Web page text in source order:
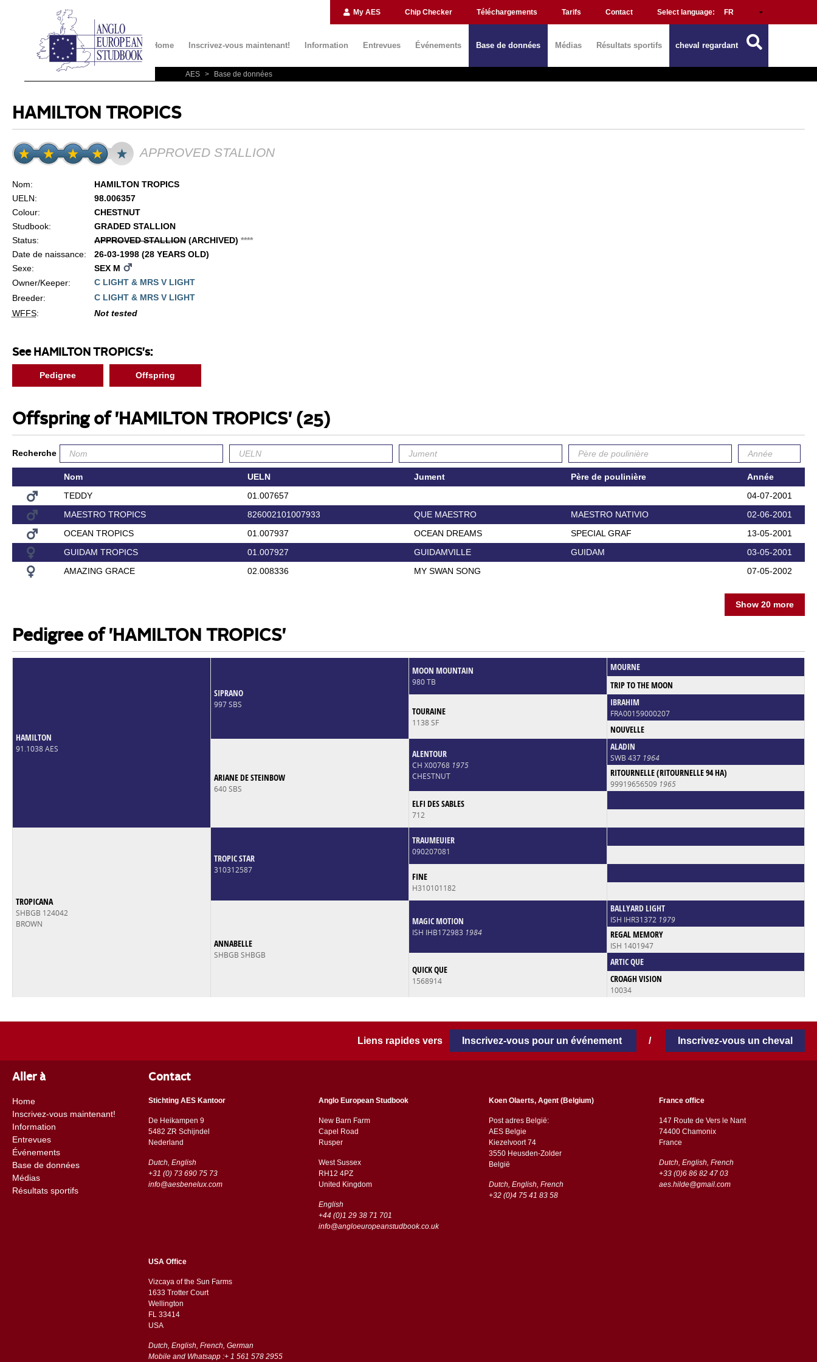
My AES Chip Checker Téléchargements Tarifs Contact Select language:
Home Inscrivez-vous maintenant! Information Entrevues Événements Base de données Médias Résultats sportifs cheval regardant
AES > Base de données
HAMILTON TROPICS
APPROVED STALLION
Nom:
HAMILTON TROPICS
UELN:
98.006357
Colour:
CHESTNUT
Studbook:
GRADED STALLION
Status:
APPROVED STALLION(ARCHIVED) ****
Date de naissance:
26-03-1998 (28 YEARS OLD)
Sexe:
SEX M
Owner/Keeper:
C LIGHT & MRS V LIGHT
Breeder:
C LIGHT & MRS V LIGHT
WFFS: Not tested
See HAMILTON TROPICS's:
Pedigree Offspring
Offspring of 'HAMILTON TROPICS' (25)
Recherche
Nom UELN Jument Père de poulinière
Année
TEDDY
01.007657
04-07-2001
MAESTRO TROPICS
826002101007933 QUE MAESTRO MAESTRO NATIVIO
02-06-2001
OCEAN TROPICS
01.007937 OCEAN DREAMS SPECIAL GRAF
13-05-2001
GUIDAM TROPICS
01.007927 GUIDAMVILLE GUIDAM
03-05-2001
AMAZING GRACE
02.008336 MY SWAN SONG 07-05-2002
Show 20 more
Pedigree of 'HAMILTON TROPICS'
HAMILTON
91.1038 AES
SIPRANO
997 SBS
MOON MOUNTAIN
980 TB
MOURNE
TRIP TO THE MOON
TOURAINE
1138 SF
IBRAHIM
FRA00159000207
NOUVELLE
ARIANE DE STEINBOW
640 SBS
ALENTOUR
CH X00768 1975
CHESTNUT
ALADIN
SWB 437 1964
RITOURNELLE (RITOURNELLE 94 HA)
99919656509 1965
ELFI DES SABLES
712
TROPICANA
SHBGB 124042
BROWN
TROPIC STAR
310312587
TRAUMEUIER
090207081
FINE
H310101182
ANNABELLE
SHBGB SHBGB
MAGIC MOTION
ISH IHB172983 1984
BALLYARD LIGHT
ISH IHR31372 1979
REGAL MEMORY
ISH 1401947
QUICK QUE
1568914
ARTIC QUE
CROAGH VISION
10034
Liens rapides vers Inscrivez-vous pour un événement / Inscrivez-vous un cheval
Aller à
Home
Inscrivez-vous maintenant!
Information
Entrevues
Événements
Base de données
Médias
Résultats sportifs
Contact
Stichting AES Kantoor
De Heikampen 9
5482 ZR Schijndel
​​Nederland
Dutch, English
+31 (0) 73 690 75 73
info@aesbenelux.com
Anglo European Studbook
New Barn Farm
Capel Road
​​Rusper
West Sussex
RH12 4PZ
​​United Kingdom
English
+44 (0)1 29 38 71 701
info@angloeuropeanstudbook.co.uk
Koen Olaerts, Agent (Belgium)
Post adres België:
AES Belgie
Kiezelvoort 74
3550 Heusden-Zolder
België
Dutch, English, French
+32 (0)4 75 41 83 58
France office
147 Route de Vers le Nant
74400 Chamonix
France
Dutch, English, French
+33 (0)6 86 82 47 03
aes.hilde@gmail.com
USA Office
Vizcaya of the Sun Farms
1633 Trotter Court
Wellington
FL 33414
USA
Dutch, English, French, German
Mobile and Whatsapp :+ 1 561 578 2955